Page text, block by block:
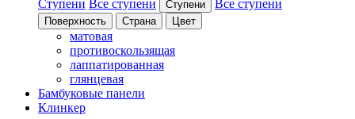
Ступени Все ступени Ступени Все ступени
Поверхность Страна Цвет
матовая
противоскользящая
лаппатированная
глянцевая
Бамбуковые панели
Клинкер